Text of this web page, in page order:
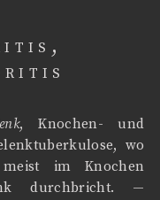
, Knochen- und
wo
im Knochen
durchbricht. —